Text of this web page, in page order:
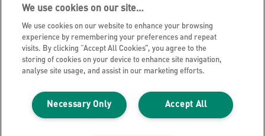
Cookies
Rättsligt meddelande
Tryck
Hantera mina uppgifter
Leitz blogg
We use cookies on our site…
We use cookies on our website to enhance your browsing
experience by remembering your preferences and repeat
visits. By clicking “Accept All Cookies”, you agree to the
storing of cookies on your device to enhance site navigation,
analyse site usage, and assist in our marketing efforts.
Accept All
Necessary Only